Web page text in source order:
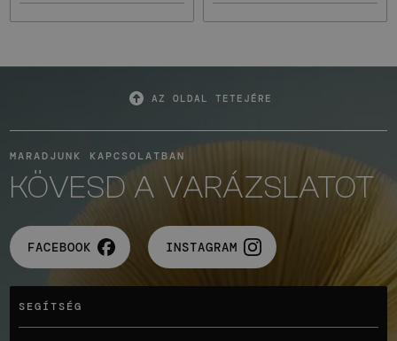
AZ OLDAL TETEJÉRE
MARADJUNK KAPCSOLATBAN
KÖVESD A VARÁZSLATOT
FACEBOOK INSTAGRAM
SEGÍTSÉG